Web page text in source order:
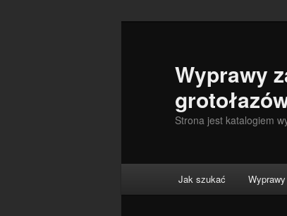
Wyprawy
Strona jest katalogiem
Przeskocz do tekstu
Przeskocz do
Jak szukać Wyprawy